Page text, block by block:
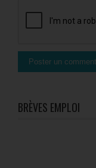
BRÈVES EMPLOI